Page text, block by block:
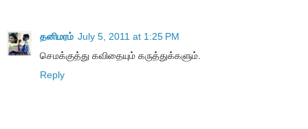
தனிமரம் July 5, 2011 at 1:25 PM
செமக்குத்து கவிதையும் கருத்துக்களும்.
Reply